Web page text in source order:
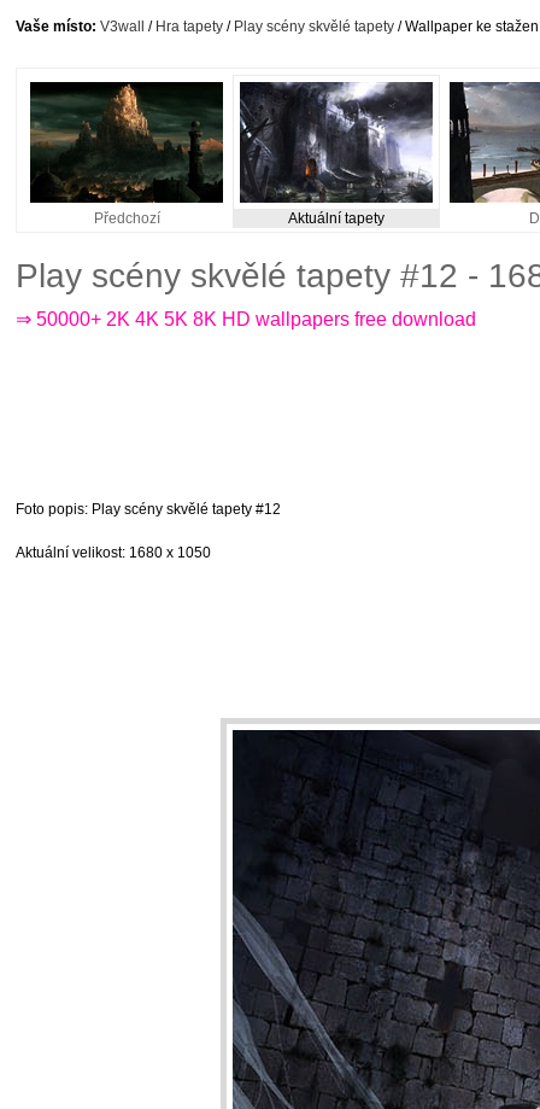
Vaše místo: V3wall / Hra tapety / Play scény skvělé tapety / Wallpaper ke
Předchozí Aktuální tapety
Play scény skvělé tapety #12 -
⇒ 50000+ 2K 4K 5K 8K HD wallpapers free download
Foto popis: Play scény skvělé tapety #12
Aktuální velikost: 1680 x 1050